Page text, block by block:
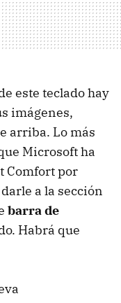
este teclado hay
imágenes,
arriba. Lo más
Microsoft ha
Comfort por
a la sección
barra de
Habrá que